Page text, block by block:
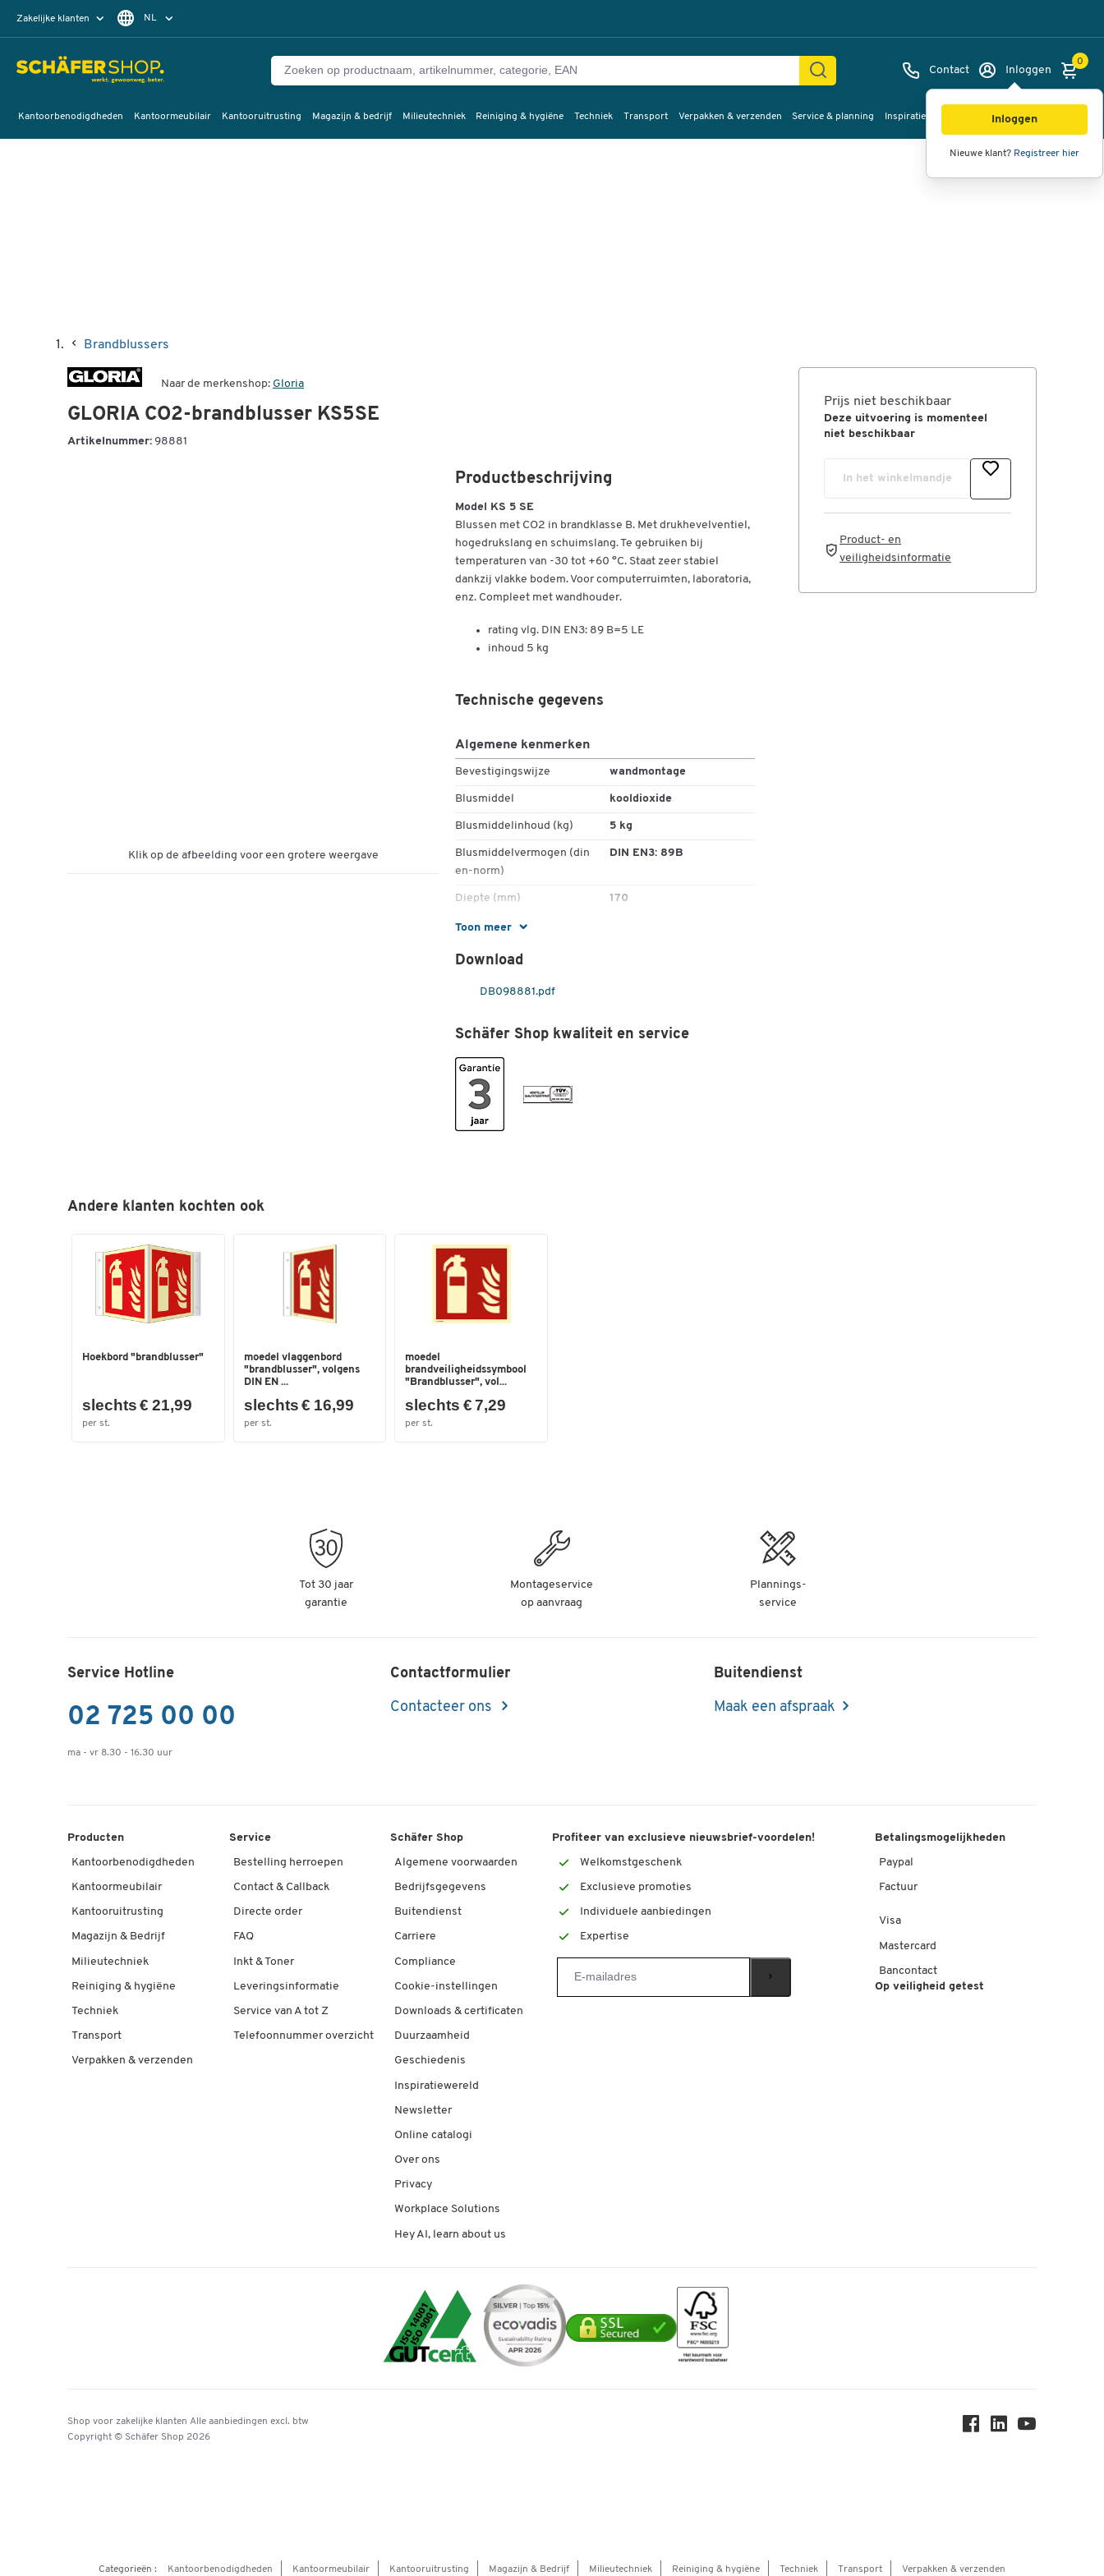
Zakelijke klanten NL
Contact Inloggen
Inloggen
Nieuwe klant? Registreer hier
0
Kantoorbenodigdheden Kantoormeubilair Kantooruitrusting Magazijn & bedrijf Milieutechniek Reiniging & hygiëne Techniek Transport Verpakken & verzenden Service & planning Inspiratie
Brandblussers
Naar de merkenshop: Gloria
GLORIA CO2-brandblusser KS5SE
Artikelnummer: 98881
Klik op de afbeelding voor een grotere weergave
Productbeschrijving
Model KS 5 SE
Blussen met CO2 in brandklasse B. Met drukhevelventiel,
hogedrukslang en schuimslang. Te gebruiken bij
temperaturen van -30 tot +60 °C. Staat zeer stabiel
dankzij vlakke bodem. Voor computerruimten, laboratoria,
enz. Compleet met wandhouder.
rating vlg. DIN EN3: 89 B=5 LE
inhoud 5 kg
Toon meer
Technische gegevens
Algemene kenmerken
Bevestigingswijze wandmontage
Blusmiddel kooldioxide
Blusmiddelinhoud (kg) 5 kg
Blusmiddelvermogen (din
en-norm)
DIN EN3: 89B
Diepte (mm) 170
Gebruiksplaats
Gewicht (kg)
Materiaal aluminium
Pistool
Slagknop
Sproeiduur [s]
Kleuren
Kleur
Afmetingen
Download
DB098881.pdf
Schäfer Shop kwaliteit en service
Prijs niet beschikbaar
Deze uitvoering is momenteel
niet beschikbaar
In het winkelmandje
Product- en
veiligheidsinformatie
Andere klanten kochten ook
Hoekbord "brandblusser"
slechts € 21,99
per st.
moedel vlaggenbord
"brandblusser", volgens
DIN EN ...
slechts € 16,99
per st.
moedel
brandveiligheidssymbool
"Brandblusser", vol...
slechts € 7,29
per st.
Afbeeldingen Video's
360°
weergave
Tot 30 jaar
garantie
Montageservice
op aanvraag
Plannings-
service
Service Hotline
02 725 00 00
ma - vr 8.30 - 16.30 uur
Contactformulier
Contacteer ons
Buitendienst
Maak een afspraak
Producten
Kantoorbenodigdheden
Kantoormeubilair
Kantooruitrusting
Magazijn & Bedrijf
Milieutechniek
Reiniging & hygiëne
Techniek
Transport
Verpakken & verzenden
Service
Bestelling herroepen
Contact & Callback
Directe order
FAQ
Inkt & Toner
Leveringsinformatie
Service van A tot Z
Telefoonnummer overzicht
Schäfer Shop
Algemene voorwaarden
Bedrijfsgegevens
Buitendienst
Carriere
Compliance
Cookie-instellingen
Downloads & certificaten
Duurzaamheid
Geschiedenis
Inspiratiewereld
Newsletter
Online catalogi
Over ons
Privacy
Workplace Solutions
Hey AI, learn about us
Profiteer van exclusieve nieuwsbrief-voordelen!
Welkomstgeschenk
Exclusieve promoties
Individuele aanbiedingen
Expertise
Betalingsmogelijkheden
Paypal
Factuur
Visa
Mastercard
Bancontact
Op veiligheid getest
Shop voor zakelijke klanten Alle aanbiedingen excl. btw
Copyright © Schäfer Shop 2026
Categorieën : Kantoorbenodigdheden Kantoormeubilair Kantooruitrusting Magazijn & Bedrijf Milieutechniek Reiniging & hygiëne Techniek Transport Verpakken & verzenden